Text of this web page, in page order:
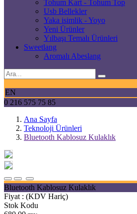
Tohum Kart - Tohum Top
Usb Bellekler
Yaka isimlik - Yoyo
Yeni Ürünler
Yılbaşı Temalı Ürünleri
Sweetlang
Aromalı Abeslang
EN
0 216 575 75 85
Ana Sayfa
Teknoloji Ürünleri
Bluetooth Kablosuz Kulaklık
Bluetooth Kablosuz Kulaklık
Fiyat : (KDV Hariç)
Stok Kodu